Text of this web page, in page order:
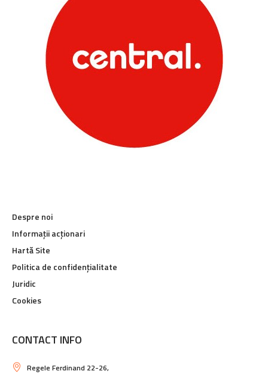
Despre noi
Informații acționari
Hartă Site
Politica de confidențialitate
Juridic
Cookies
CONTACT INFO
Regele Ferdinand 22-26,